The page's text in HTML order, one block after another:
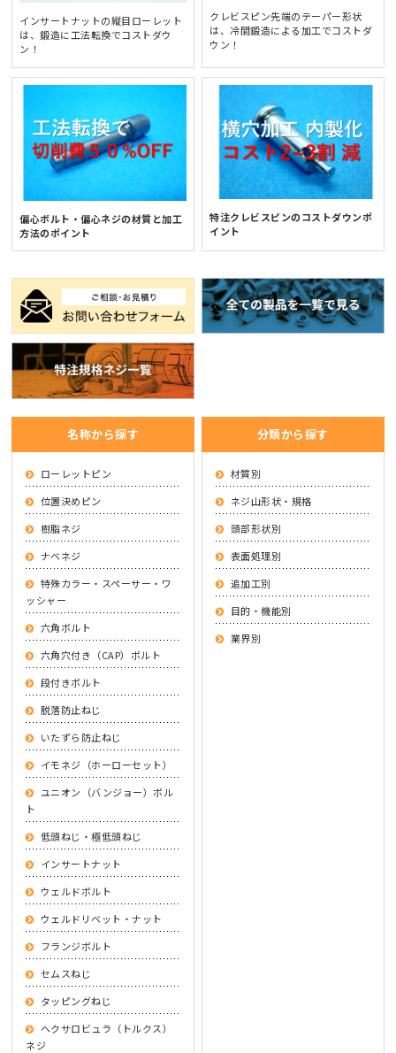
インサートナットの縦目ローレット
は、鍛造に工法転換でコストダウ
ン！
クレビスピン先端のテーパー形状
は、冷間鍛造による加工でコストダ
ウン！
偏心ボルト・偏心ネジの材質と加工
方法のポイント
特注クレビスピンのコストダウンポ
イント
名称から探す
ローレットピン
位置決めピン
樹脂ネジ
ナベネジ
特殊カラー・スペーサー・ワ
ッシャー
六角ボルト
六角穴付き（CAP）ボルト
段付きボルト
脱落防止ねじ
いたずら防止ねじ
イモネジ（ホーローセット）
ユニオン（バンジョー）ボル
ト
低頭ねじ・極低頭ねじ
インサートナット
ウェルドボルト
ウェルドリベット・ナット
フランジボルト
セムスねじ
タッピングねじ
ヘクサロビュラ（トルクス）
ネジ
分類から探す
材質別
ネジ山形状・規格
頭部形状別
表面処理別
追加工別
目的・機能別
業界別